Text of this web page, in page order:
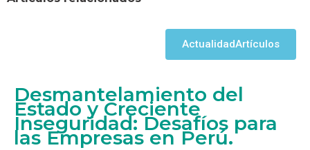
ActualidadArtículos
Desmantelamiento del
Estado y Creciente
Inseguridad: Desafíos para
las Empresas en Perú.